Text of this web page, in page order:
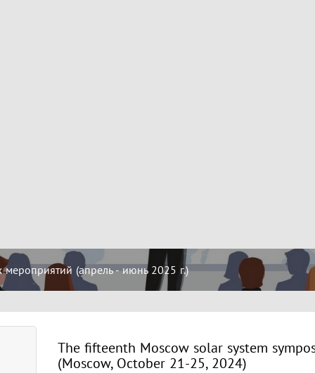
(апрель - июнь 2025 г.)
The fifteenth Moscow solar system
(Moscow, October 21-25, 2024)